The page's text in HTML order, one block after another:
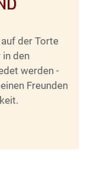
der Torte
in den
werden -
Freunden